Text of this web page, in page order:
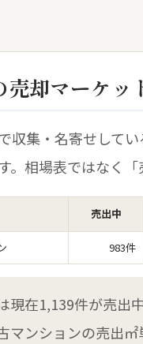
売却マーケッ
収集・名寄せして
。相場表ではなく
売出中
983件
現在1,139件が売出
マンションの売出